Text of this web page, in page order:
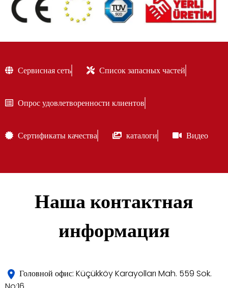
Сервисная сеть Список запасных частей
Опрос удовлетворенности клиентов
Сертификаты качества каталоги Видео
Наша контактная
информация
Головной офис: Küçükköy Karayolları Mah. 559 Sok.